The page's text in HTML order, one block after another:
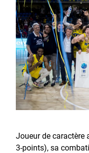
Joueur de caractère
3-points), sa